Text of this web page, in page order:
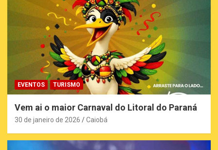
EVENTOS TURISMO
Vem ai o maior Carnaval do Litoral do Paraná
30 de janeiro de 2026 Caiobá